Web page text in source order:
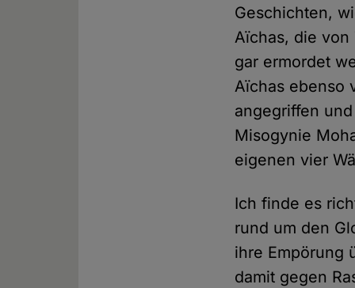
Geschichten,
Aïchas, die von
gar ermordet
Aïchas ebenso
angegriffen
Misogynie
eigenen vier
Ich finde es
rund um den
ihre Empörung
damit gegen